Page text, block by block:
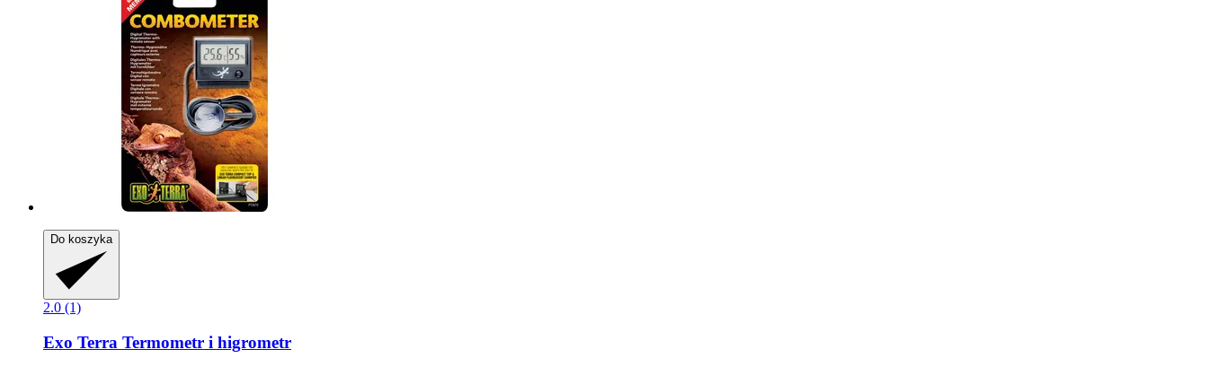
Do koszyka
2.0 (1)
Exo Terra Termometr i higrometr